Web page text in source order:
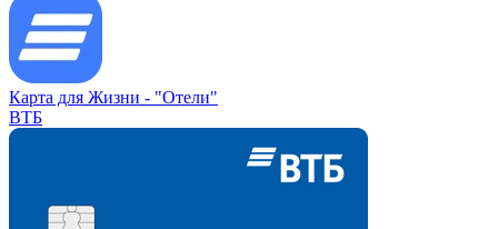
Карта для Жизни - "Отели"
ВТБ